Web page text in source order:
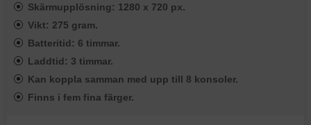
Skärmupplösning: 1280 x 720 px.
Vikt: 275 gram.
Batteritid: 6 timmar.
Laddtid: 3 timmar.
Kan koppla samman med upp till 8 konsoler.
Finns i fem fina färger.